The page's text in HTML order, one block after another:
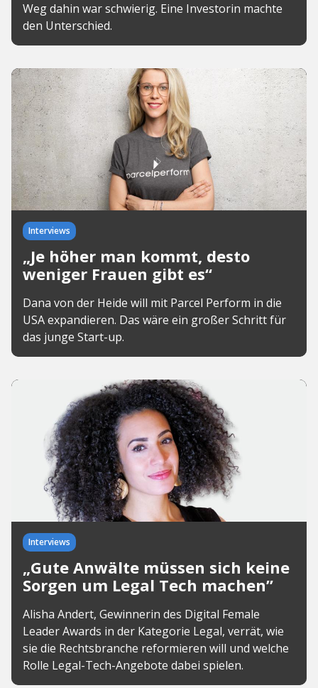
Weg dahin war schwierig. Eine Investorin machte
den Unterschied.
Interviews
„Je höher man kommt, desto
weniger Frauen gibt es“
Dana von der Heide will mit Parcel Perform in die
USA expandieren. Das wäre ein großer Schritt für
das junge Start-up.
Interviews
„Gute Anwälte müssen sich keine
Sorgen um Legal Tech machen”
Alisha Andert, Gewinnerin des Digital Female
Leader Awards in der Kategorie Legal, verrät, wie
sie die Rechtsbranche reformieren will und welche
Rolle Legal-Tech-Angebote dabei spielen.